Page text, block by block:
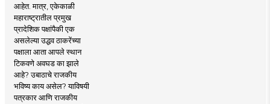
आहेत. मात्र, एकेकाळी
महाराष्ट्रातील प्रमुख
प्रादेशिक पक्षांपैकी एक
असलेल्या उद्धव ठाकरेंच्या
पक्षाला आता आपले स्थान
टिकवणे अवघड का झाले
आहे? उबाठाचे राजकीय
भविष्य काय असेल? याविषयी
पत्रकार आणि राजकीय